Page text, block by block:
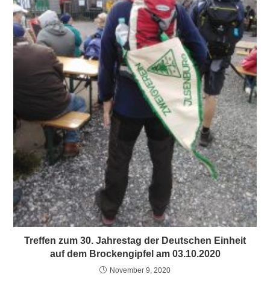
Treffen zum 30. Jahrestag der Deutschen Einheit
auf dem Brockengipfel am 03.10.2020
November 9, 2020